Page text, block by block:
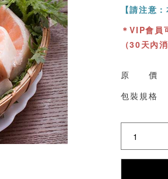
【請注意
＊VIP會員
（30天內
原 價
包裝規格